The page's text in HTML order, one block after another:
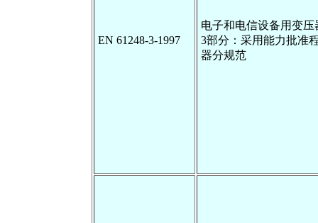
EN 61248-3-1997
电子和电信设备用变
3部分：采用能力批准
器分规范